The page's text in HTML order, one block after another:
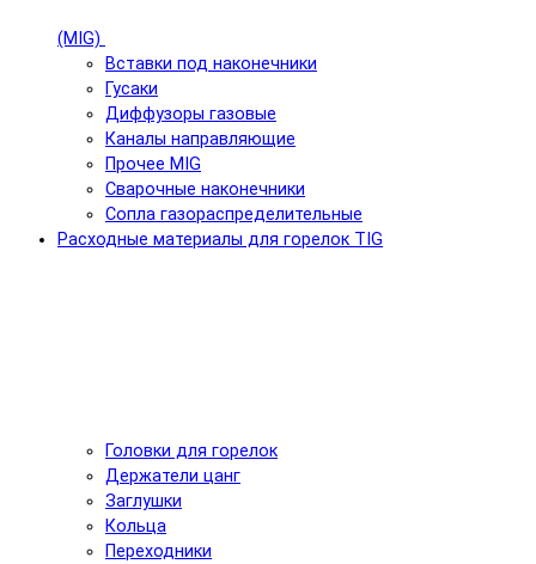
(MIG)
Вставки под наконечники
Гусаки
Диффузоры газовые
Каналы направляющие
Прочее MIG
Сварочные наконечники
Сопла газораспределительные
Расходные материалы для горелок TIG
Головки для горелок
Держатели цанг
Заглушки
Кольца
Переходники